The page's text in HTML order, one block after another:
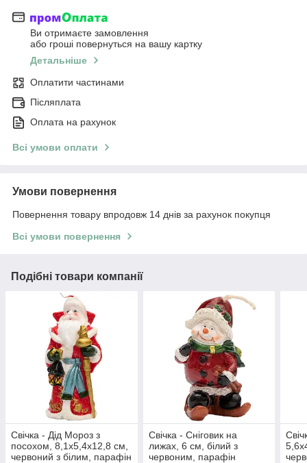
Ви отримаєте замовлення
або гроші повернуться на вашу картку
Детальніше
Оплатити частинами
Післяплата
Оплата на рахунок
Всі умови оплати
Умови повернення
Повернення товару впродовж 14 днів за рахунок покупця
Всі умови повернення
Подібні товари компанії
Свічка - Дід Мороз з
посохом, 8,1x5,4x12,8 см,
червоний з білим, парафін
Свічка - Сніговик на
лижах, 6 см, білий з
червоним, парафін